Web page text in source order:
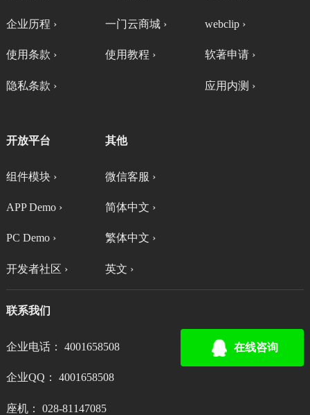
企业历程 ›
使用条款 ›
隐私条款 ›
一门云商城 ›
使用教程 ›
webclip ›
软著申请 ›
应用内测 ›
开放平台
组件模块 ›
APP Demo ›
PC Demo ›
开发者社区 ›
其他
微信客服 ›
简体中文 ›
繁体中文 ›
英文 ›
联系我们
企业电话： 4001658508
企业QQ： 4001658508
座机： 028-81147085
在线咨询